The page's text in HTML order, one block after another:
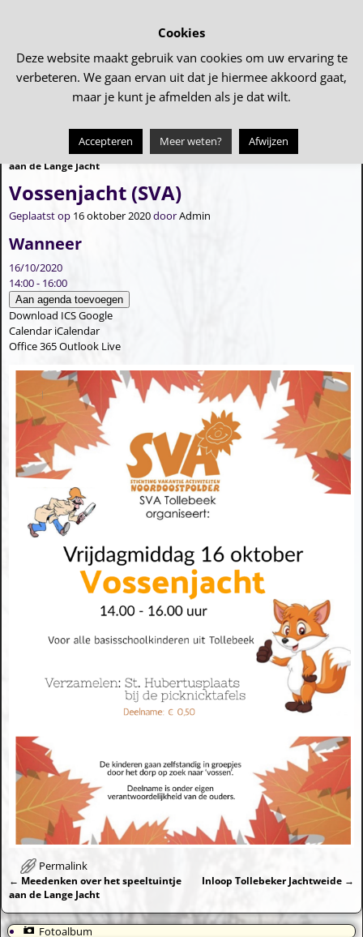
Bericht navigatie
Meedenken over het speeltuintje
aan de Lange Jacht
Inloop Tollebeker Jachtweide
Vossenjacht (SVA)
Geplaatst op 16 oktober 2020doorAdmin
Wanneer
16/10/2020
14:00 - 16:00
Aan agenda toevoegen
Download ICSGoogle
Calendar iCalendar
Office 365Outlook Live
Permalink
Bericht navigatie
← Meedenken over het speeltuintje
aan de Lange Jacht
Inloop Tollebeker Jachtweide →
Fotoalbum
Cookies
Deze website maakt gebruik van cookies om uw ervaring te
verbeteren. We gaan ervan uit dat je hiermee akkoord gaat,
maar je kunt je afmelden als je dat wilt.
Accepteren Meer weten? Afwijzen